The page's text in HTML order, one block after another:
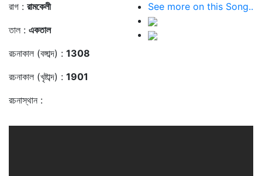
রাগ : রামকেলী
তাল : একতাল
রচনাকাল (বঙ্গাব্দ) : 1308
রচনাকাল (খৃষ্টাব্দ) : 1901
রচনাস্থান :
See more on this Song..